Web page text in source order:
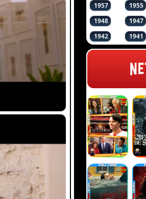
1957
1955
1948
1947
1942
1941